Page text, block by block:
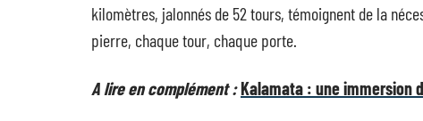
kilomètres, jalonnés de 52 tours, témoignent de la
pierre, chaque tour, chaque porte.
A lire en complément :Kalamata : une immersion